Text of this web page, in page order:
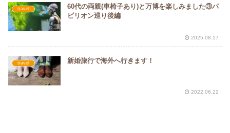
travel
60代の両親(車椅子あり)と万博を楽しみました③パ
ビリオン巡り後編
2025.08.17
travel 新婚旅行で海外へ行きます！
2022.06.22